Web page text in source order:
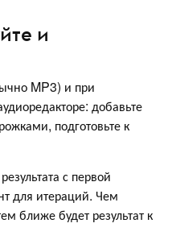
и
MP3) и при
добавьте
подготовьте к
с первой
для итераций. Чем
ближе будет результат к